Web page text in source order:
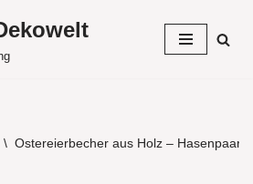
\ Ostereierbecher aus Holz – Hasenpaar